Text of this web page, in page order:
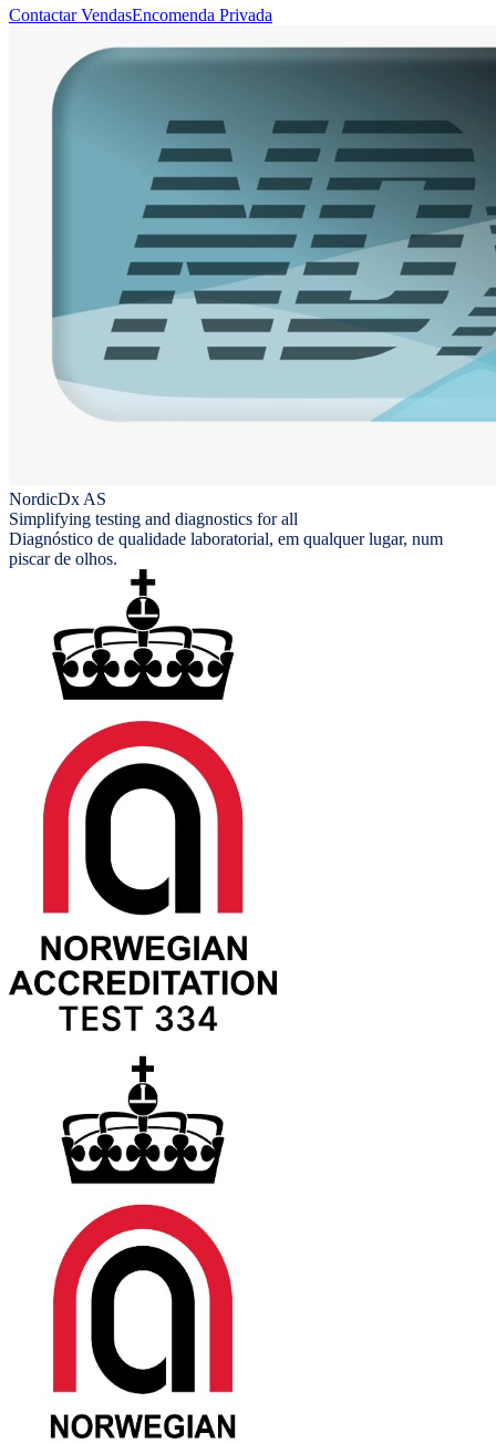
Contactar VendasEncomenda Privada
NordicDx AS
Simplifying testing and diagnostics for all
Diagnóstico de qualidade laboratorial, em qualquer lugar, num
piscar de olhos.